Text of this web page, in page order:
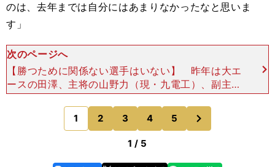
のは、去年までは自分にはあまりなかったなと思いま
す」
次のページへ
【勝つために関係ない選手はいない】 昨年は大エ
ースの田澤、主将の山野力（現・九電工）、副主将
の円健介の３人が引っ張るチームだった。今年、鈴
木の学年は１年生から箱根を走った選手が鈴木を含
め３人。ルーキ
1 2 3 4 5
のページへ
1 / 5